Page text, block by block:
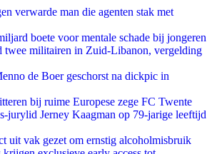
verwarde man die agenten stak met
boete voor mentale schade bij jongeren
twee militairen in Zuid-Libanon, vergelding
de Boer geschorst na dickpic in
bij ruime Europese zege FC Twente
jurylid Jerney Kaagman op 79-jarige leeftijd
uit vak gezet om ernstig alcoholmisbruik